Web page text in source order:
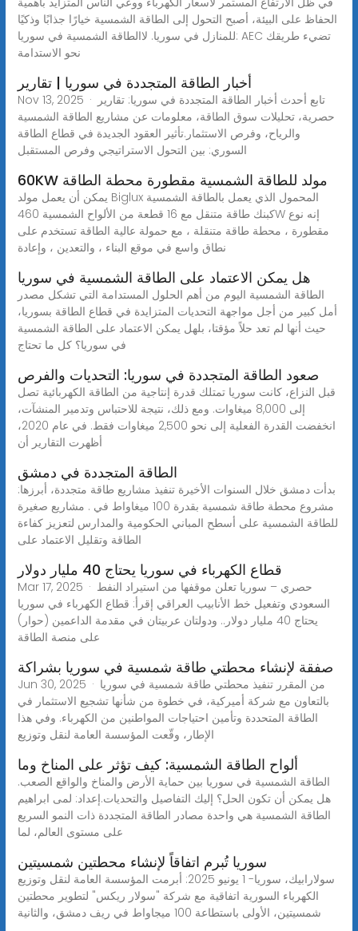
الحفاظ على البيئة، أصبح التحول إلى الطاقة الشمسية خيارًا جذابًا وذكيًا
للمنازل في سوريا. لاالطاقة الشمسية في سوريا: AEC تضيء طريقك
نحو الاستدامة
أخبار الطاقة المتجددة في سوريا | تقارير
Nov 13, 2025 · تابع أحدث أخبار الطاقة المتجددة في سوريا: تقارير
حصرية، تحليلات سوق الطاقة، معلومات عن مشاريع الطاقة الشمسية
والرياح، وفرص الاستثمار.تأثير العقود الجديدة في قطاع الطاقة
السوري: بين التحول الاستراتيجي وفرص المستقبل
60KW مولد للطاقة الشمسية مقطورة محطة الطاقة
يمكن أن يعمل مولد Biglux المحمول الذي يعمل بالطاقة الشمسية
كبنك طاقة متنقل مع 16 قطعة من الألواح الشمسية 460W إنه نوع
مقطورة ، محطة طاقة متنقلة ، مع حمولة عالية الطاقة تستخدم على
نطاق واسع في موقع البناء ، والتعدين ، وإعادة
هل يمكن الاعتماد على الطاقة الشمسية في سوريا
الطاقة الشمسية اليوم من أهم الحلول المستدامة التي تشكل مصدر
أمل كبير من أجل مواجهة التحديات المتزايدة في قطاع الطاقة بسوريا،
حيث أنها لم تعد حلاً مؤقتا، بلهل يمكن الاعتماد على الطاقة الشمسية
في سوريا؟ كل ما تحتاج
صعود الطاقة المتجددة في سوريا: التحديات والفرص
قبل النزاع، كانت سوريا تمتلك قدرة إنتاجية من الطاقة الكهربائية تصل
إلى 8,000 ميغاوات. ومع ذلك، نتيجة للاحتباس وتدمير المنشآت،
انخفضت القدرة الفعلية إلى نحو 2,500 ميغاوات فقط. في عام 2020،
أظهرت التقارير أن
الطاقة المتجددة في دمشق
بدأت دمشق خلال السنوات الأخيرة تنفيذ مشاريع طاقة متجددة، أبرزها:
مشروع محطة طاقة شمسية بقدرة 100 ميغاواط في . مشاريع صغيرة
للطاقة الشمسية على أسطح المباني الحكومية والمدارس لتعزيز كفاءة
الطاقة وتقليل الاعتماد على
قطاع الكهرباء في سوريا يحتاج 40 مليار دولار
Mar 17, 2025 · حصري – سوريا تعلن موقفها من استيراد النفط
السعودي وتفعيل خط الأنابيب العراقي إقرأ: قطاع الكهرباء في سوريا
يحتاج 40 مليار دولار.. ودولتان عربيتان في مقدمة الداعمين (حوار)
على منصة الطاقة
صفقة لإنشاء محطتي طاقة شمسية في سوريا بشراكة
Jun 30, 2025 · من المقرر تنفيذ محطتي طاقة شمسية في سوريا
بالتعاون مع شركة أميركية، في خطوة من شأنها تشجيع الاستثمار في
الطاقة المتحددة وتأمين احتياجات المواطنين من الكهرباء. وفي هذا
الإطار، وقّعت المؤسسة العامة لنقل وتوزيع
ألواح الطاقة الشمسية: كيف تؤثر على المناخ وما
الطاقة الشمسية في سوريا بين حماية الأرض والمناخ والواقع الصعب.
هل يمكن أن تكون الحل؟ إليك التفاصيل والتحديات.إعداد: لمى ابراهيم
الطاقة الشمسية هي واحدة مصادر الطاقة المتجددة ذات النمو السريع
على مستوى العالم، لما
سوريا تُبرم اتفاقاً لإنشاء محطتين شمسيتين
سولارابيك، سوريا- 1 يونيو 2025: أبرمت المؤسسة العامة لنقل وتوزيع
الكهرباء السورية اتفاقية مع شركة "سولار ريكس" لتطوير محطتين
شمسيتين، الأولى باستطاعة 100 ميجاواط في ريف دمشق، والثانية